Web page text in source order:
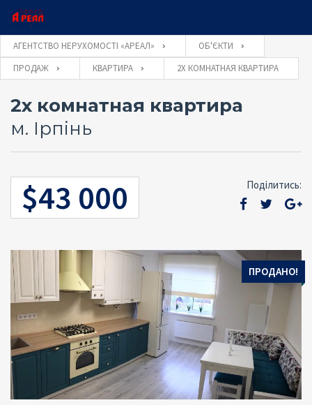
Пароль
Забули
пароль? УВІЙТИ
АГЕНТСТВО НЕРУХОМОСТІ «АРЕАЛ»
ОБ'ЄКТИ
ПРОДАЖ
КВАРТИРА 2Х КОМНАТНАЯ КВАРТИРА
2х комнатная квартира
м. Ірпінь
$43 000 Поділитись:
ПРОДАНО!
Закажите обратный звонок и наш консультант
свяжется с Вами
Оставьте заявку и наш консультант свяжется с
Вами
ОТПРАВИТЬ